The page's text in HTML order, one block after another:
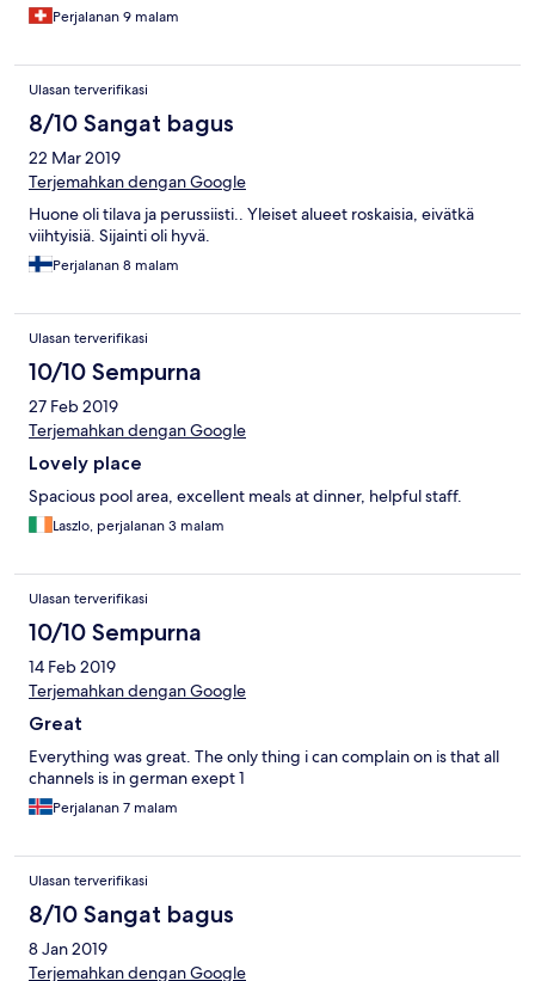
Perjalanan 9 malam
Ulasan terverifikasi
8/10 Sangat bagus
22 Mar 2019
Terjemahkan dengan Google
Huone oli tilava ja perussiisti.. Yleiset alueet roskaisia, eivätkä
viihtyisiä. Sijainti oli hyvä.
Perjalanan 8 malam
Ulasan terverifikasi
10/10 Sempurna
27 Feb 2019
Terjemahkan dengan Google
Lovely place
Spacious pool area, excellent meals at dinner, helpful staff.
Laszlo, perjalanan 3 malam
Ulasan terverifikasi
10/10 Sempurna
14 Feb 2019
Terjemahkan dengan Google
Great
Everything was great. The only thing i can complain on is that all
channels is in german exept 1
Perjalanan 7 malam
Ulasan terverifikasi
8/10 Sangat bagus
8 Jan 2019
Terjemahkan dengan Google